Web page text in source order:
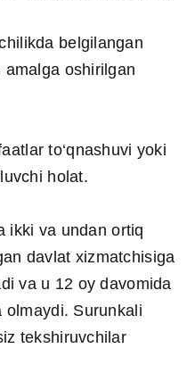
belgilangan
oshirilgan
to‘qnashuvi yoki
holat.
ikki va undan ortiq
davlat xizmatchisiga
va u 12 oy davomida
olmaydi. Surunkali
tekshiruvchilar